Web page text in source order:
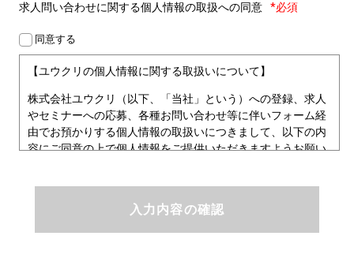
求人問い合わせに関する個人情報の取扱への同意 *必須
同意する
【ユウクリの個人情報に関する取扱いについて】
株式会社ユウクリ（以下、「当社」という）への登録、求人
やセミナーへの応募、各種お問い合わせ等に伴いフォーム経
由でお預かりする個人情報の取扱いにつきまして、以下の内
容にご同意の上で個人情報をご提供いただきますようお願い
ユウクリにおける個人情報保護方針